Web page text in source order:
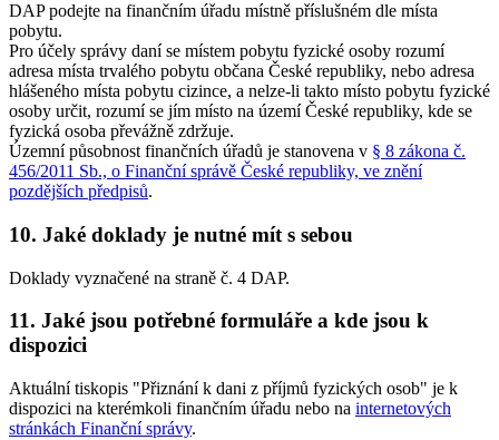
DAP podejte na finančním úřadu místně příslušném dle místa
pobytu.
Pro účely správy daní se místem pobytu fyzické osoby rozumí
adresa místa trvalého pobytu občana České republiky, nebo adresa
hlášeného místa pobytu cizince, a nelze-li takto místo pobytu fyzické
osoby určit, rozumí se jím místo na území České republiky, kde se
fyzická osoba převážně zdržuje.
Územní působnost finančních úřadů je stanovena v § 8 zákona č.
456/2011 Sb., o Finanční správě České republiky, ve znění
pozdějších předpisů.
10. Jaké doklady je nutné mít s sebou
Doklady vyznačené na straně č. 4 DAP.
11. Jaké jsou potřebné formuláře a kde jsou k
dispozici
Aktuální tiskopis "Přiznání k dani z příjmů fyzických osob" je k
dispozici na kterémkoli finančním úřadu nebo na internetových
stránkách Finanční správy.